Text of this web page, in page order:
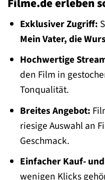
Exklusiver Zugriff:
Mein Vater, die
Hochwertige
den Film in
Tonqualität.
Breites Angebot:
riesige Auswahl an
Geschmack.
Einfacher Kauf-
wenigen Klicks